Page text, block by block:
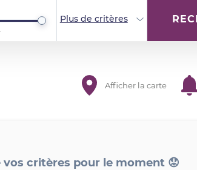
Plus de critères
Afficher la carte
vos critères pour le moment 😟